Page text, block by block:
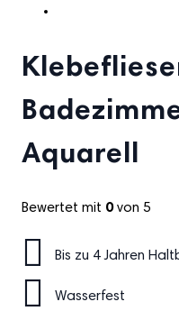
Aquarell
Bewertet mit 0von 5
Bis zu 4 Jahren
Wasserfest